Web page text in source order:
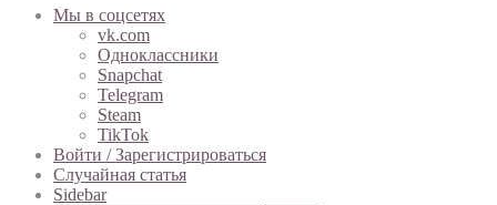
Мы в соцсетях
vk.com
Одноклассники
Snapchat
Telegram
Steam
TikTok
Войти / Зарегистрироваться
Случайная статья
Sidebar